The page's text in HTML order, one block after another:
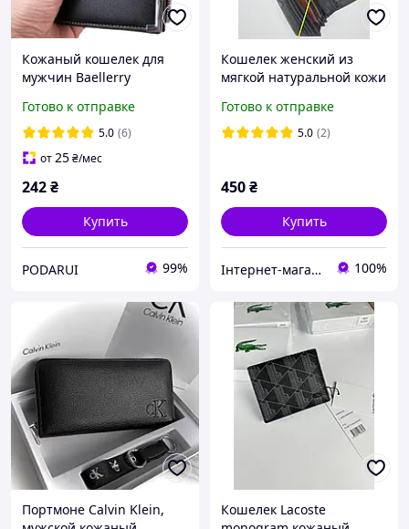
Кожаный кошелек для
мужчин Baellerry
Готово к отправке
5.0 (6)
от25₴/мес
242₴
Купить
PODARUI 99%
Кошелек женский из
мягкой натуральной кожи
женское кожаное
портмоне
Готово к отправке
5.0 (2)
450₴
Купить
Інтернет-магазин "Allana" 100%
Портмоне Calvin Klein,
Кошелек Lacoste